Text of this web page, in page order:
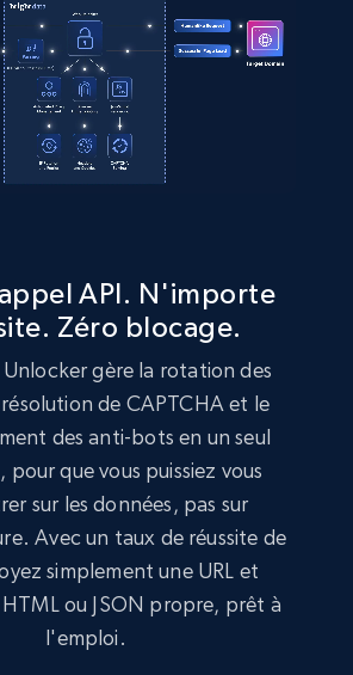
API. N'importe
Zéro blocage.
gère la rotation des
de CAPTCHA et le
des anti-bots en un seul
pour que vous puissiez vous
sur les données, pas sur
Avec un taux de réussite de
simplement une URL et
ou JSON propre, prêt à
l'emploi.